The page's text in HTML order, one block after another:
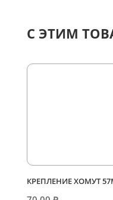
С ЭТИМ
КРЕПЛЕНИЕ ХОМУТ